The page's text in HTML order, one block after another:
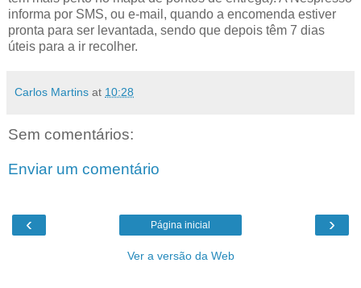
informa por SMS, ou e-mail, quando a encomenda estiver
pronta para ser levantada, sendo que depois têm 7 dias
úteis para a ir recolher.
Carlos Martins at 10:28
Sem comentários:
Enviar um comentário
‹ ›
Página inicial
Ver a versão da Web